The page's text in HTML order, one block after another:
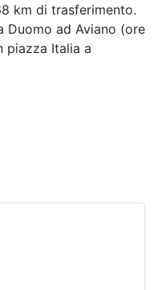
km di trasferimento.
Duomo ad Aviano (ore
piazza Italia a